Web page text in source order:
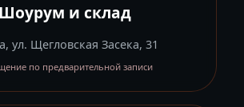
Шоурум и склад
ул. Щегловская Засека, 31
по предварительной записи